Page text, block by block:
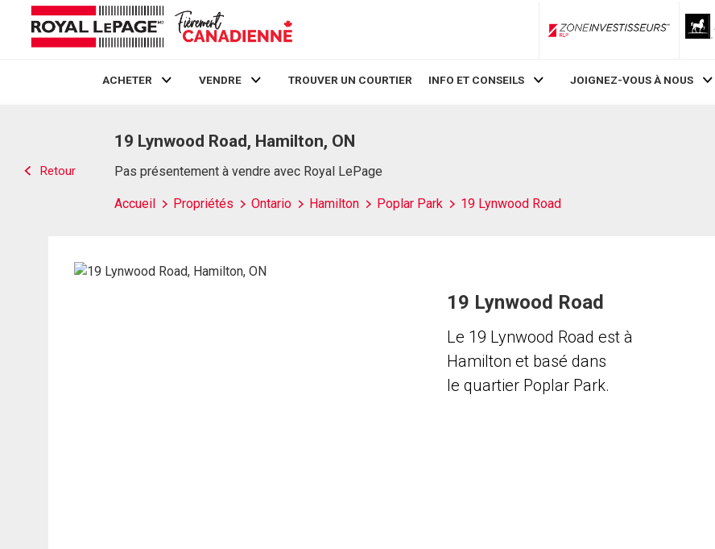
ZoneInvestisseurs RLP
ACHETER VENDRE TROUVER UN COURTIER INFO ET CONSEILS JOIGNEZ-VOUS À NOUS
Retour
19 Lynwood Road, Hamilton, ON
Pas présentement à vendre avec Royal LePage
Accueil Propriétés Ontario Hamilton Poplar Park 19 Lynwood Road
19 Lynwood Road
Le 19 Lynwood Road est à
Hamilton et basé dans
le quartier Poplar Park.